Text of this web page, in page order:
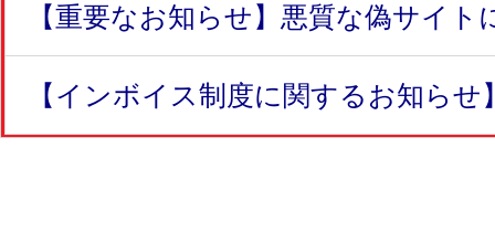
【重要なお知らせ】悪質な偽サイト
【インボイス制度に関するお知らせ